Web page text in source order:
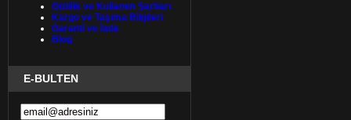
Gizlilik ve Kullanım Şartları
Kargo ve Taşıma Bilgileri
Garanti ve İade
Blog
E-BULTEN